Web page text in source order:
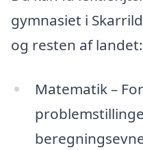
gymnasiet i
og resten af landet:
Matematik –